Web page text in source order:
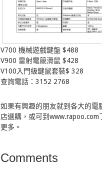
V700 機械遊戲鍵盤 $488
V900 雷射電競滑鼠 $428
V100入門級鍵鼠套裝$ 328
查詢電話：3152 2768
如果有興趣的朋友就到各大的電
店選購，或可到www.rapoo.com
更多。
Comments